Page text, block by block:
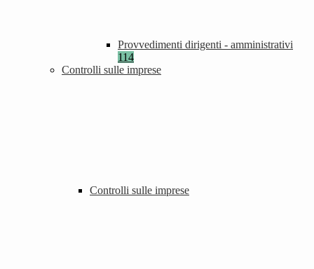
Provvedimenti dirigenti - amministrativi
114
Controlli sulle imprese
Controlli sulle imprese